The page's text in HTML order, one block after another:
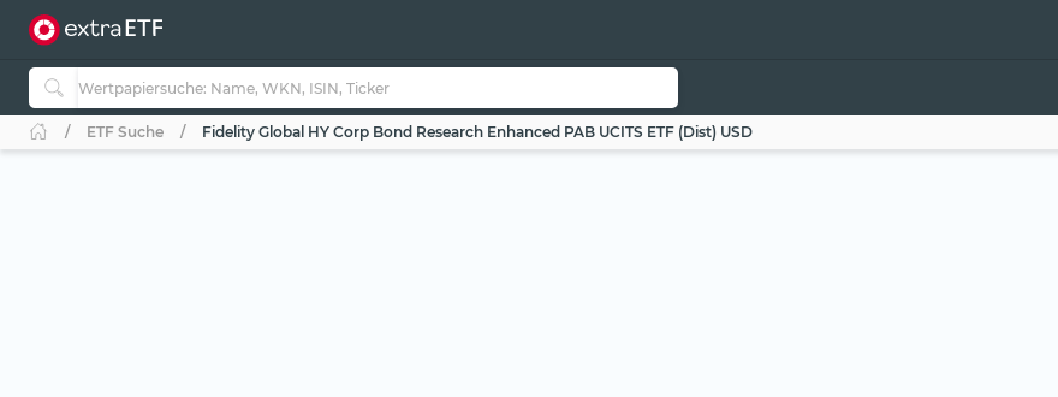
ETF Suche Fidelity Global HY Corp Bond Research Enhanced PAB UCITS ETF (Dist) USD